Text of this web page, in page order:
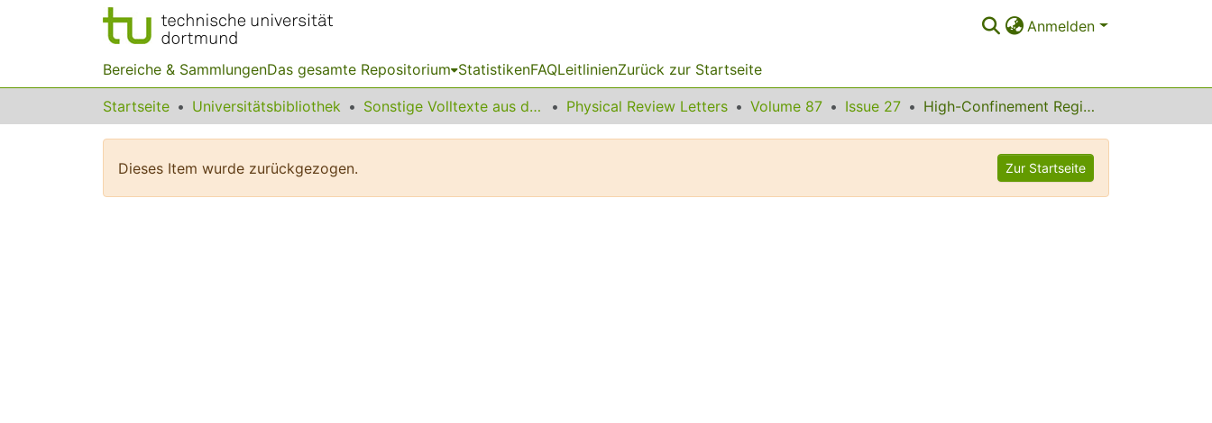
Anmelden
Bereiche & SammlungenDas gesamte Repositorium StatistikenFAQLeitlinienZurück zur Startseite
Startseite Universitätsbibliothek Sonstige Volltexte aus dem Bibliotheksangebot Physical Review Letters Volume 87 Issue 27 High-Confinement Regime at High betaN Values Due to a Changed Behavior of the Neoclassical Tearing Modes
Dieses Item wurde zurückgezogen. Zur Startseite